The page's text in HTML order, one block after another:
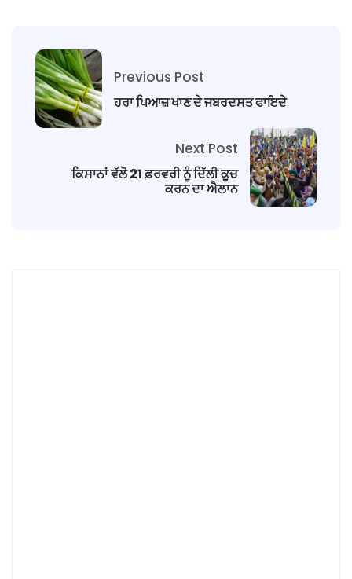
Previous Post
ਹਰਾ ਪਿਆਜ਼ ਖਾਣ ਦੇ ਜਬਰਦਸਤ ਫਾਇਦੇ
Next Post
ਕਿਸਾਨਾਂ ਵੱਲੋ 21 ਫ਼ਰਵਰੀ ਨੂੰ ਦਿੱਲੀ ਕੂਚ
ਕਰਨ ਦਾ ਐਲਾਨ